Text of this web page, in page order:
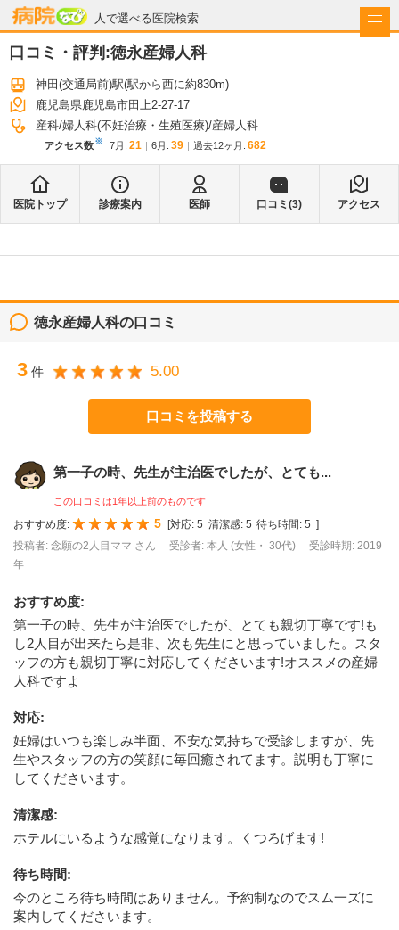
人で選べる医院検索
病院なび
口コミ・評判:徳永産婦人科
神田(交通局前)駅(駅から西に約830m)
鹿児島県鹿児島市田上2-27-17
産科 婦人科(不妊治療・生殖医療) 産婦人科
アクセス数※ 7月 : 21 6月 : 39 過去12ヶ月: 682
医院トップ 診療案内 医師 口コミ(3) アクセス
徳永産婦人科の口コミ
3 件 5.00
口コミを投稿する
第一子の時、先生が主治医でしたが、とても...
この口コミは1年以上前のものです
おすすめ度: 5 [対応: 5 清潔感: 5 待ち時間: 5 ]
投稿者: 念願の2人目ママ さん
受診者: 本人 (女性・ 30代)
受診時期: 2019
年
おすすめ度:
第一子の時、先生が主治医でしたが、とても親切丁寧です!も
し2人目が出来たら是非、次も先生にと思っていました。スタ
ッフの方も親切丁寧に対応してくださいます!オススメの産婦
人科ですよ
対応:
妊婦はいつも楽しみ半面、不安な気持ちで受診しますが、先
生やスタッフの方の笑顔に毎回癒されてます。説明も丁寧に
してくださいます。
清潔感:
ホテルにいるような感覚になります。くつろげます!
待ち時間:
今のところ待ち時間はありません。予約制なのでスム一ズに
案内してくださいます。